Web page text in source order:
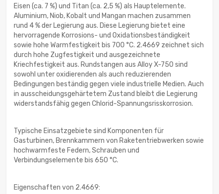
Eisen (ca. 7 %) und Titan (ca. 2,5 %) als Hauptelemente.
Aluminium, Niob, Kobalt und Mangan machen zusammen
rund 4 % der Legierung aus. Diese Legierung bietet eine
hervorragende Korrosions- und Oxidationsbeständigkeit
sowie hohe Warmfestigkeit bis 700 °C. 2.4669 zeichnet sich
durch hohe Zugfestigkeit und ausgezeichnete
Kriechfestigkeit aus. Rundstangen aus Alloy X-750 sind
sowohl unter oxidierenden als auch reduzierenden
Bedingungen beständig gegen viele industrielle Medien. Auch
in ausscheidungsgehärtetem Zustand bleibt die Legierung
widerstandsfähig gegen Chlorid-Spannungsrisskorrosion.
Typische Einsatzgebiete sind Komponenten für
Gasturbinen, Brennkammern von Raketentriebwerken sowie
hochwarmfeste Federn, Schrauben und
Verbindungselemente bis 650 °C.
Eigenschaften von 2.4669: